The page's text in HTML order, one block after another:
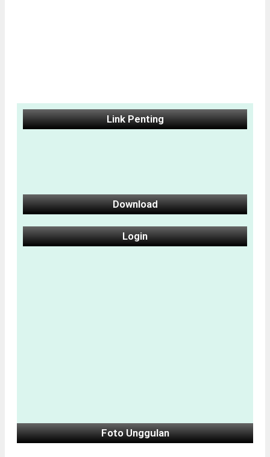
Link Penting
Download
Login
Foto Unggulan